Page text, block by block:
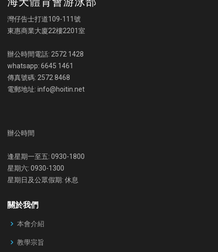
灣仔告士打道109-111號
東惠商業大廈22樓2201室
辦公時間電話: 2572 1428
whatsapp: 6645 1461
傳真號碼: 2572 8468
電郵地址: info@hoitin.net
辦公時間
逢星期一至五: 0930-1800
星期六: 0930-1300
星期日及公眾假期: 休息
關於我們
本會介紹
教學宗旨